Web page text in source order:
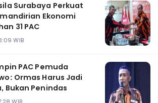
Surabaya Perkuat
Ekonomi
31 PAC
WIB
PAC Pemuda
Ormas Harus Jadi
Bukan Penindas